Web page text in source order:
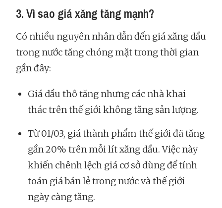
3. Vì sao giá xăng tăng mạnh?
Có nhiều nguyên nhân dẫn đến giá xăng dầu
trong nước tăng chóng mặt trong thời gian
gần đây:
Giá dầu thô tăng nhưng các nhà khai
thác trên thế giới không tăng sản lượng.
Từ 01/03, giá thành phẩm thế giới đã tăng
gần 20% trên mỗi lít xăng dầu. Việc này
khiến chênh lệch giá cơ sở dùng để tính
toán giá bán lẻ trong nước và thế giới
ngày càng tăng.